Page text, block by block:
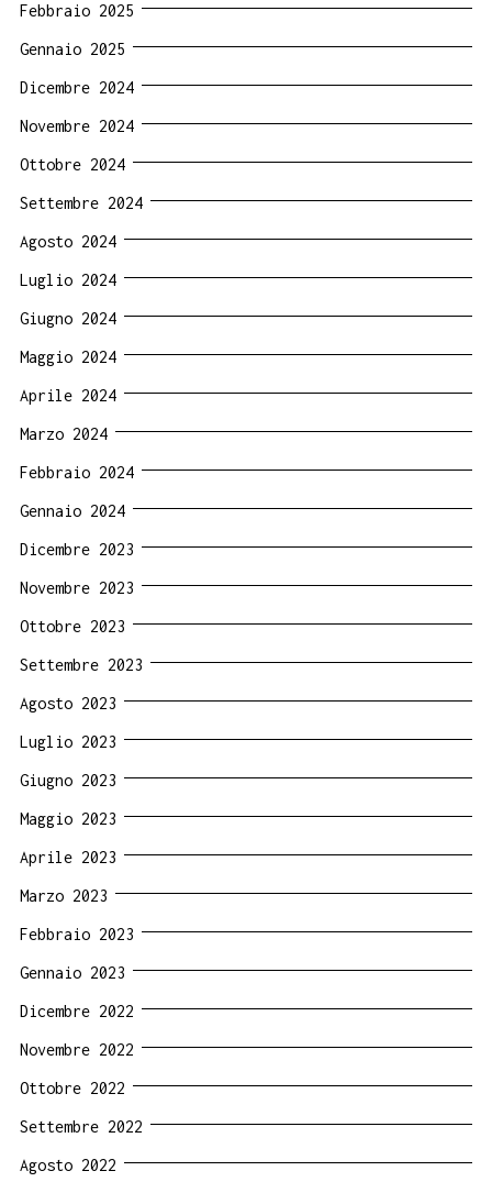
Febbraio 2025
Gennaio 2025
Dicembre 2024
Novembre 2024
Ottobre 2024
Settembre 2024
Agosto 2024
Luglio 2024
Giugno 2024
Maggio 2024
Aprile 2024
Marzo 2024
Febbraio 2024
Gennaio 2024
Dicembre 2023
Novembre 2023
Ottobre 2023
Settembre 2023
Agosto 2023
Luglio 2023
Giugno 2023
Maggio 2023
Aprile 2023
Marzo 2023
Febbraio 2023
Gennaio 2023
Dicembre 2022
Novembre 2022
Ottobre 2022
Settembre 2022
Agosto 2022